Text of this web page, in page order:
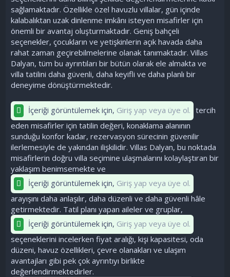
sağlamaktadır. Özellikle özel havuzlu villalar, gün içinde
kalabalıktan uzak dinlenme imkânı isteyen misafirler için
önemli bir avantaj oluşturmaktadır. Geniş bahçeli
seçenekler, çocukların ve yetişkinlerin açık havada daha
rahat zaman geçirebilmelerine olanak tanımaktadır. Villas
Dalyan, tüm bu ayrıntıları bir bütün olarak ele almakta ve
villa tatilini daha güvenli, daha keyifli ve daha planlı bir
deneyime dönüştürmektedir.
İçeriği görüntülemek için, Giriş yap veya üye ol. tercih
eden misafirler için tatilin değeri, konaklama alanının
sunduğu konfor kadar, rezervasyon sürecinin güvenilir
ilerlemesiyle de yakından ilişkilidir. Villas Dalyan, bu noktada
misafirlerin doğru villa seçimine ulaşmalarını kolaylaştıran bir
yaklaşım benimsemekte ve
İçeriği görüntülemek için, Giriş yap veya üye ol.
arayışını daha anlaşılır, daha düzenli ve daha güvenli hâle
getirmektedir. Tatil planı yapan aileler ve gruplar,
İçeriği görüntülemek için, Giriş yap veya üye ol.
seçeneklerini incelerken fiyat aralığı, kişi kapasitesi, oda
düzeni, havuz özellikleri, çevre olanakları ve ulaşım
avantajları gibi pek çok ayrıntıyı birlikte
değerlendirmektedirler.